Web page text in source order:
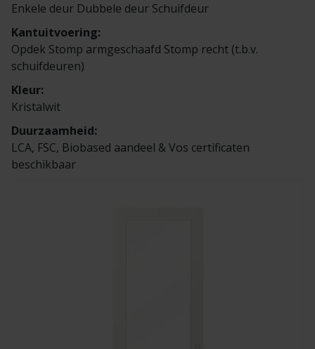
Enkele deur Dubbele deur Schuifdeur
Kantuitvoering:
Opdek Stomp armgeschaafd Stomp recht (t.b.v.
schuifdeuren)
Kleur:
Kristalwit
Duurzaamheid:
LCA, FSC, Biobased aandeel & Vos certificaten
beschikbaar